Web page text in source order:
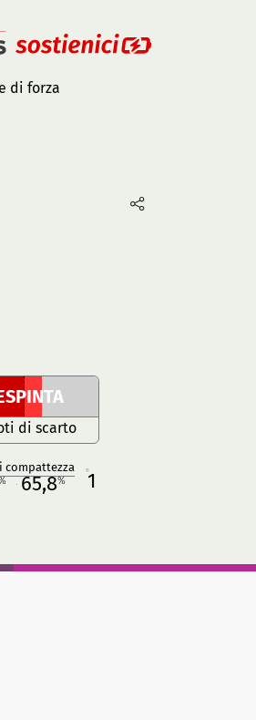
di forza
di scarto
compattezza
65,8% 1